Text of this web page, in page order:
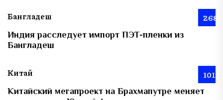
Бангладеш 268
Индия расследует импорт ПЭТ-пленки из
Бангладеш
Китай 101
Китайский мегапроект на Брахмапутре меняет